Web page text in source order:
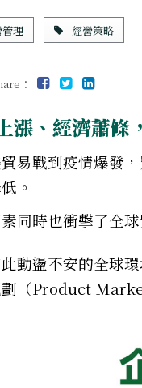
管理 經營策略
：
漲、經濟蕭條
易戰到疫情爆發
。
同時也衝擊了全
動盪不安的全球
（Product